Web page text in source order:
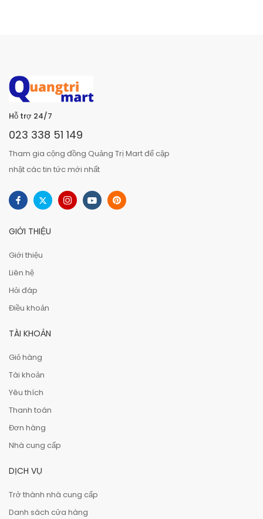
Hỗ trợ 24/7
023 338 51 149
Tham gia cộng đồng Quảng Trị Mart để cập
nhật các tin tức mới nhất
GIỚI THIỆU
Giới thiệu
Liên hệ
Hỏi đáp
Điều khoản
TÀI KHOẢN
Giỏ hàng
Tài khoản
Yêu thích
Thanh toán
Đơn hàng
Nhà cung cấp
DỊCH VỤ
Trở thành nhà cung cấp
Danh sách cửa hàng